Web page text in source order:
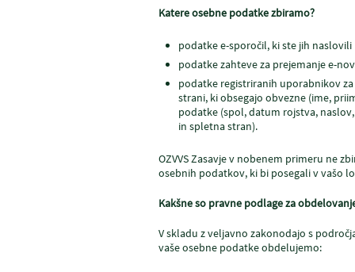
Katere osebne podatke zbiramo?
podatke e-sporočil, ki ste jih naslovili
podatke zahteve za prejemanje e-
podatke registriranih uporabnikov
strani, ki obsegajo obvezne (ime,
podatke (spol, datum rojstva,
in spletna stran).
OZVVS Zasavje v nobenem primeru ne
osebnih podatkov, ki bi posegali v vašo
Kakšne so pravne podlage za
V skladu z veljavno zakonodajo s
vaše osebne podatke obdelujemo: